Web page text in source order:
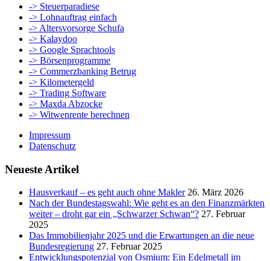
-> Steuerparadiese
-> Lohnauftrag einfach
-> Altersvorsorge Schufa
-> Kalaydoo
-> Google Sprachtools
-> Börsenprogramme
-> Commerzbanking Betrug
-> Kilometergeld
-> Trading Software
-> Maxda Abzocke
-> Witwenrente berechnen
Impressum
Datenschutz
Neueste Artikel
Hausverkauf – es geht auch ohne Makler 26. März 2026
Nach der Bundestagswahl: Wie geht es an den Finanzmärkten
weiter – droht gar ein „Schwarzer Schwan“? 27. Februar
2025
Das Immobilienjahr 2025 und die Erwartungen an die neue
Bundesregierung 27. Februar 2025
Entwicklungspotenzial von Osmium: Ein Edelmetall im